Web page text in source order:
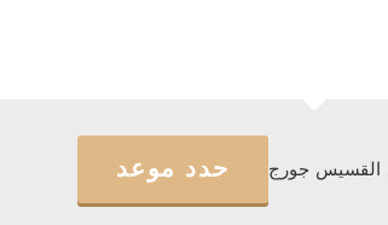
جورج حدد موعد